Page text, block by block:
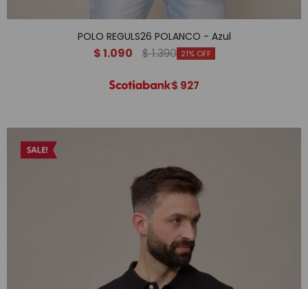
POLO REGULS26 POLANCO - Azul
$1.090 $1.390 21
$ 927